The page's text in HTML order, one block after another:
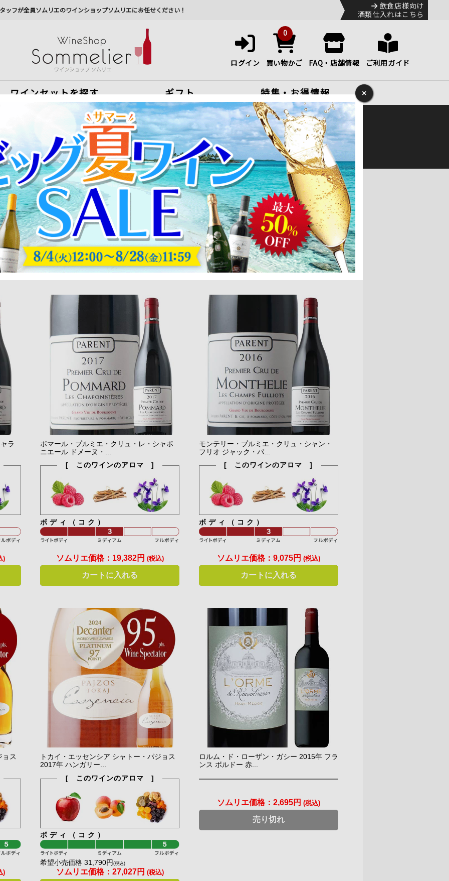
ッフが全員ソムリエのワインショップソムリエにお任せください！
飲食店様向け
酒類仕入れはこちら
ログイン
0
買い物かご FAQ・店舗情報 ご利用ガイド
ワインセットを探す ギフト 特集・お得情報
今から注文で最短8月8日(土)出荷
新の出荷スケジュールについてはこちらをクリック
への配送に遅れが生じております。最新情報は佐川急便のHPをご確認下さい。
全1,816件）
を除く
| 12 | 13|14|15|16|17|18...122 |次ページを表示
ラ
)
ポマール・プルミエ・クリュ・レ・シャポ
ニエール ドメーヌ・...
[ このワインのアロマ ]
ボディ（コク）
ソムリエ価格： 19,382円 (税込)
カートに入れる
モンテリー・プルミエ・クリュ・シャン・
フリオ ジャック・パ...
[ このワインのアロマ ]
ボディ（コク）
ソムリエ価格： 9,075円 (税込)
カートに入れる
ョス
)
トカイ・エッセンシア シャトー・パジョス
2017年 ハンガリー...
[ このワインのアロマ ]
ボディ（コク）
希望小売価格 31,790円 (税込)
ソムリエ価格： 27,027円 (税込)
ロルム・ド・ローザン・ガシー 2015年 フラ
ンス ボルドー 赤...
ソムリエ価格： 2,695円 (税込)
売り切れ
×